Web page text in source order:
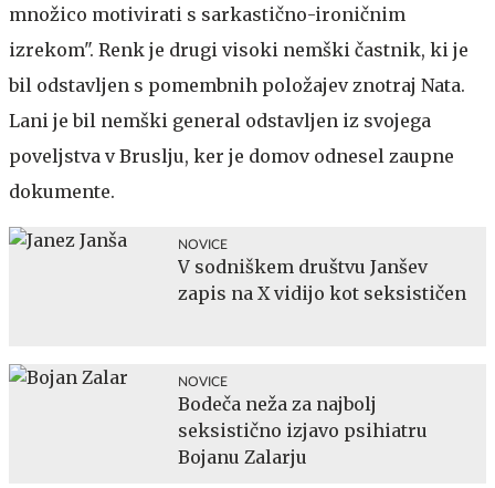
množico motivirati s sarkastično-ironičnim
izrekom". Renk je drugi visoki nemški častnik, ki je
bil odstavljen s pomembnih položajev znotraj Nata.
Lani je bil nemški general odstavljen iz svojega
poveljstva v Bruslju, ker je domov odnesel zaupne
dokumente.
NOVICE
V sodniškem društvu Janšev
zapis na X vidijo kot seksističen
NOVICE
Bodeča neža za najbolj
seksistično izjavo psihiatru
Bojanu Zalarju